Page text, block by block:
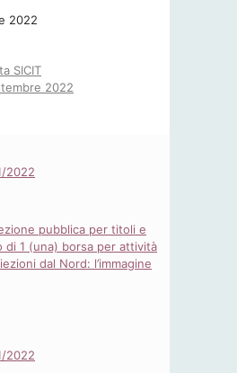
2022
SICIT
2022
2022
pubblica per titoli e
1 (una) borsa per attività
dal Nord: l’immagine
2022